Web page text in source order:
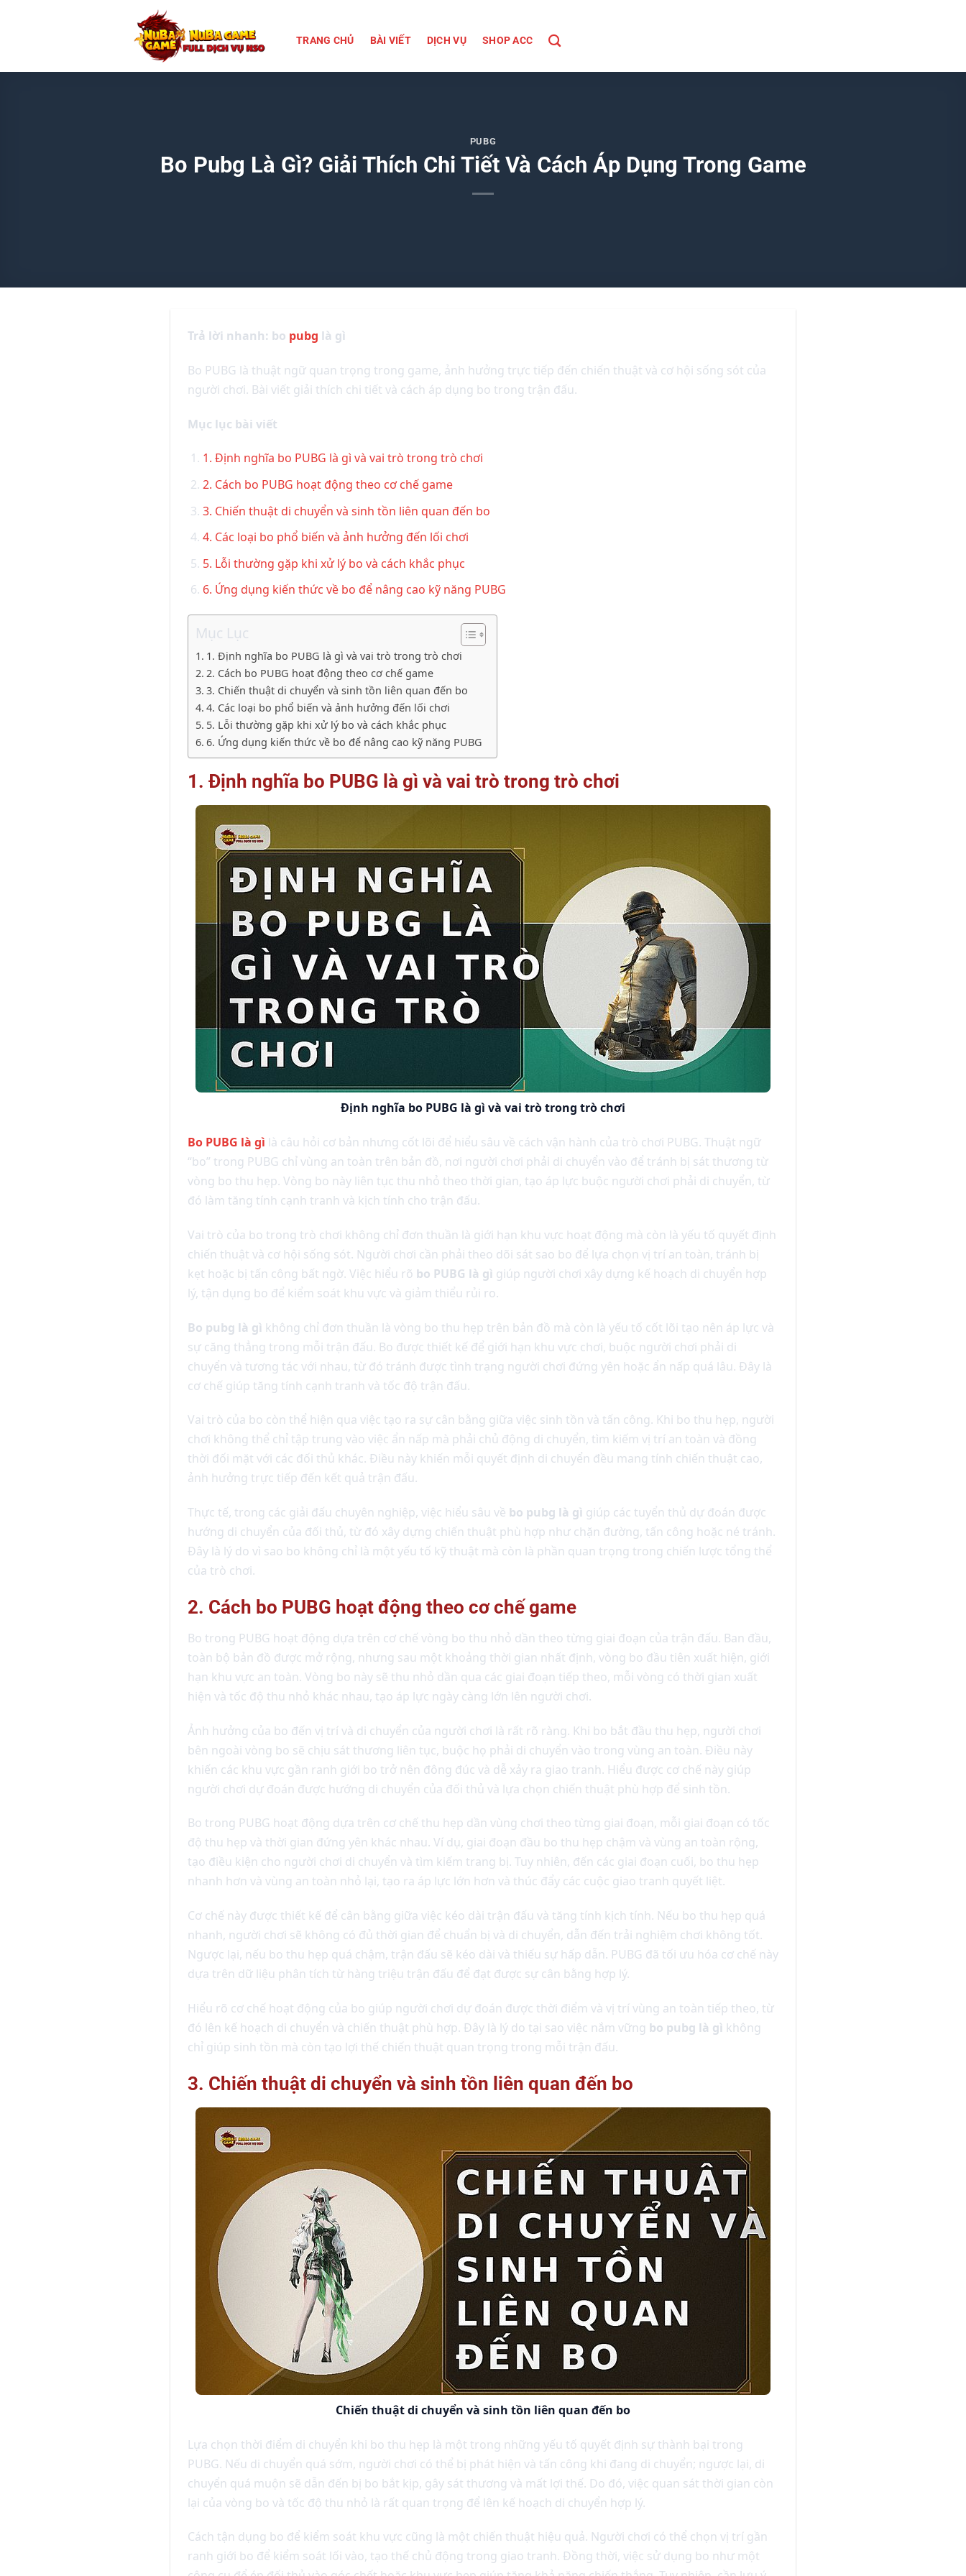
TRANG CHỦ BÀI VIẾT DỊCH VỤ SHOP ACC
PUBG
Bo Pubg Là Gì? Giải Thích Chi Tiết Và Cách Áp Dụng Trong Game
Trả lời nhanh: bo pubg là gì
Bo PUBG là thuật ngữ quan trọng trong game, ảnh hưởng trực tiếp đến chiến thuật và cơ hội sống sót của
người chơi. Bài viết giải thích chi tiết và cách áp dụng bo trong trận đấu.
Mục lục bài viết
1. Định nghĩa bo PUBG là gì và vai trò trong trò chơi
2. Cách bo PUBG hoạt động theo cơ chế game
3. Chiến thuật di chuyển và sinh tồn liên quan đến bo
4. Các loại bo phổ biến và ảnh hưởng đến lối chơi
5. Lỗi thường gặp khi xử lý bo và cách khắc phục
6. Ứng dụng kiến thức về bo để nâng cao kỹ năng PUBG
Mục Lục
1. Định nghĩa bo PUBG là gì và vai trò trong trò chơi
2. Cách bo PUBG hoạt động theo cơ chế game
3. Chiến thuật di chuyển và sinh tồn liên quan đến bo
4. Các loại bo phổ biến và ảnh hưởng đến lối chơi
5. Lỗi thường gặp khi xử lý bo và cách khắc phục
6. Ứng dụng kiến thức về bo để nâng cao kỹ năng PUBG
1. Định nghĩa bo PUBG là gì và vai trò trong trò chơi
Định nghĩa bo PUBG là gì và vai trò trong trò chơi
Bo PUBG là gì là câu hỏi cơ bản nhưng cốt lõi để hiểu sâu về cách vận hành của trò chơi PUBG. Thuật ngữ
“bo” trong PUBG chỉ vùng an toàn trên bản đồ, nơi người chơi phải di chuyển vào để tránh bị sát thương từ
vòng bo thu hẹp. Vòng bo này liên tục thu nhỏ theo thời gian, tạo áp lực buộc người chơi phải di chuyển, từ
đó làm tăng tính cạnh tranh và kịch tính cho trận đấu.
Vai trò của bo trong trò chơi không chỉ đơn thuần là giới hạn khu vực hoạt động mà còn là yếu tố quyết định
chiến thuật và cơ hội sống sót. Người chơi cần phải theo dõi sát sao bo để lựa chọn vị trí an toàn, tránh bị
kẹt hoặc bị tấn công bất ngờ. Việc hiểu rõ bo PUBG là gì giúp người chơi xây dựng kế hoạch di chuyển hợp
lý, tận dụng bo để kiểm soát khu vực và giảm thiểu rủi ro.
Bo pubg là gì không chỉ đơn thuần là vòng bo thu hẹp trên bản đồ mà còn là yếu tố cốt lõi tạo nên áp lực và
sự căng thẳng trong mỗi trận đấu. Bo được thiết kế để giới hạn khu vực chơi, buộc người chơi phải di
chuyển và tương tác với nhau, từ đó tránh được tình trạng người chơi đứng yên hoặc ẩn nấp quá lâu. Đây là
cơ chế giúp tăng tính cạnh tranh và tốc độ trận đấu.
Vai trò của bo còn thể hiện qua việc tạo ra sự cân bằng giữa việc sinh tồn và tấn công. Khi bo thu hẹp, người
chơi không thể chỉ tập trung vào việc ẩn nấp mà phải chủ động di chuyển, tìm kiếm vị trí an toàn và đồng
thời đối mặt với các đối thủ khác. Điều này khiến mỗi quyết định di chuyển đều mang tính chiến thuật cao,
ảnh hưởng trực tiếp đến kết quả trận đấu.
Thực tế, trong các giải đấu chuyên nghiệp, việc hiểu sâu về bo pubg là gì giúp các tuyển thủ dự đoán được
hướng di chuyển của đối thủ, từ đó xây dựng chiến thuật phù hợp như chặn đường, tấn công hoặc né tránh.
Đây là lý do vì sao bo không chỉ là một yếu tố kỹ thuật mà còn là phần quan trọng trong chiến lược tổng thể
của trò chơi.
2. Cách bo PUBG hoạt động theo cơ chế game
Bo trong PUBG hoạt động dựa trên cơ chế vòng bo thu nhỏ dần theo từng giai đoạn của trận đấu. Ban đầu,
toàn bộ bản đồ được mở rộng, nhưng sau một khoảng thời gian nhất định, vòng bo đầu tiên xuất hiện, giới
hạn khu vực an toàn. Vòng bo này sẽ thu nhỏ dần qua các giai đoạn tiếp theo, mỗi vòng có thời gian xuất
hiện và tốc độ thu nhỏ khác nhau, tạo áp lực ngày càng lớn lên người chơi.
Ảnh hưởng của bo đến vị trí và di chuyển của người chơi là rất rõ ràng. Khi bo bắt đầu thu hẹp, người chơi
bên ngoài vòng bo sẽ chịu sát thương liên tục, buộc họ phải di chuyển vào trong vùng an toàn. Điều này
khiến các khu vực gần ranh giới bo trở nên đông đúc và dễ xảy ra giao tranh. Hiểu được cơ chế này giúp
người chơi dự đoán được hướng di chuyển của đối thủ và lựa chọn chiến thuật phù hợp để sinh tồn.
Bo trong PUBG hoạt động dựa trên cơ chế thu hẹp dần vùng chơi theo từng giai đoạn, mỗi giai đoạn có tốc
độ thu hẹp và thời gian đứng yên khác nhau. Ví dụ, giai đoạn đầu bo thu hẹp chậm và vùng an toàn rộng,
tạo điều kiện cho người chơi di chuyển và tìm kiếm trang bị. Tuy nhiên, đến các giai đoạn cuối, bo thu hẹp
nhanh hơn và vùng an toàn nhỏ lại, tạo ra áp lực lớn hơn và thúc đẩy các cuộc giao tranh quyết liệt.
Cơ chế này được thiết kế để cân bằng giữa việc kéo dài trận đấu và tăng tính kịch tính. Nếu bo thu hẹp quá
nhanh, người chơi sẽ không có đủ thời gian để chuẩn bị và di chuyển, dẫn đến trải nghiệm chơi không tốt.
Ngược lại, nếu bo thu hẹp quá chậm, trận đấu sẽ kéo dài và thiếu sự hấp dẫn. PUBG đã tối ưu hóa cơ chế này
dựa trên dữ liệu phân tích từ hàng triệu trận đấu để đạt được sự cân bằng hợp lý.
Hiểu rõ cơ chế hoạt động của bo giúp người chơi dự đoán được thời điểm và vị trí vùng an toàn tiếp theo, từ
đó lên kế hoạch di chuyển và chiến thuật phù hợp. Đây là lý do tại sao việc nắm vững bo pubg là gì không
chỉ giúp sinh tồn mà còn tạo lợi thế chiến thuật quan trọng trong mỗi trận đấu.
3. Chiến thuật di chuyển và sinh tồn liên quan đến bo
Chiến thuật di chuyển và sinh tồn liên quan đến bo
Lựa chọn thời điểm di chuyển khi bo thu hẹp là một trong những yếu tố quyết định sự thành bại trong
PUBG. Nếu di chuyển quá sớm, người chơi có thể bị phát hiện và tấn công khi đang di chuyển; ngược lại, di
chuyển quá muộn sẽ dẫn đến bị bo bắt kịp, gây sát thương và mất lợi thế. Do đó, việc quan sát thời gian còn
lại của vòng bo và tốc độ thu nhỏ là rất quan trọng để lên kế hoạch di chuyển hợp lý.
Cách tận dụng bo để kiểm soát khu vực cũng là một chiến thuật hiệu quả. Người chơi có thể chọn vị trí gần
ranh giới bo để kiểm soát lối vào, tạo thế chủ động trong giao tranh. Đồng thời, việc sử dụng bo như một